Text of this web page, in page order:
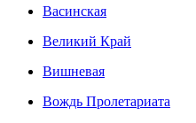
Васинская
Великий Край
Вишневая
Вождь Пролетариата